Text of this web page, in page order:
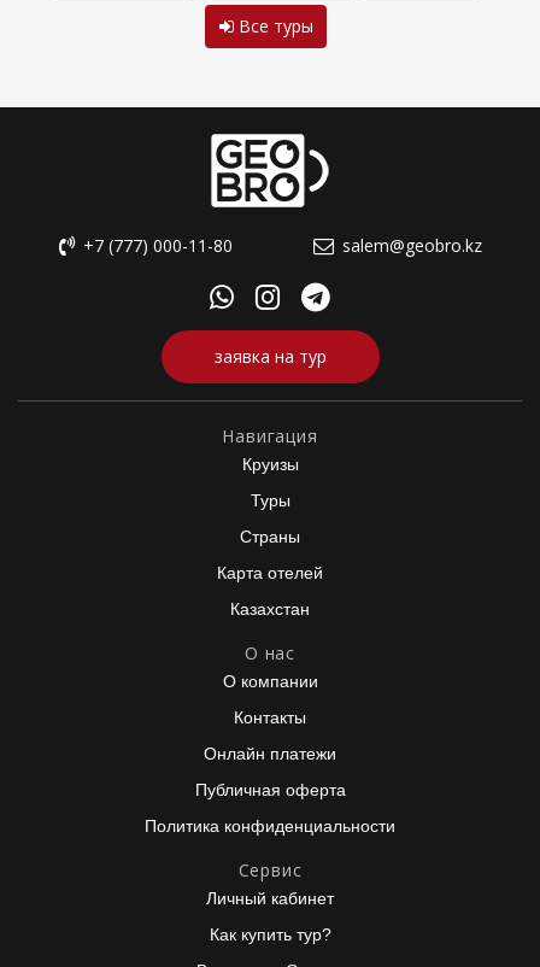
Все туры
+7 (777) 000-11-80 salem@geobro.kz
заявка на тур
Навигация
Круизы
Туры
Страны
Карта отелей
Казахстан
О нас
О компании
Контакты
Онлайн платежи
Публичная оферта
Политика конфиденциальности
Сервис
Личный кабинет
Как купить тур?